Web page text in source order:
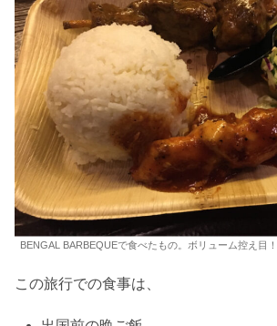
BENGAL BARBEQUEで食べたもの。ボリューム控え目！
この旅行での食事は、